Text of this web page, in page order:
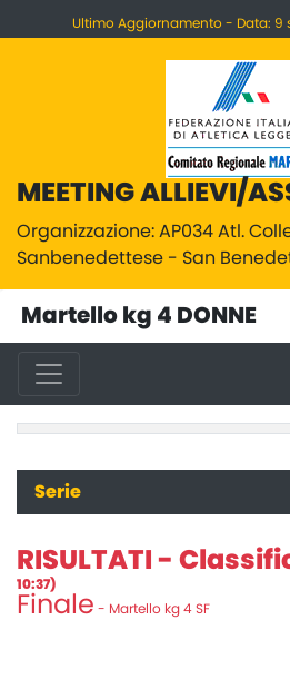
Ultimo Aggiornamento - Data: 9
MEETING ALLIEVI/
Organizzazione: AP034 Atl.
Sanbenedettese - San
Martello kg 4 DONNE
Serie
RISULTATI -
10:37)
Finale - Martello kg 4 SF